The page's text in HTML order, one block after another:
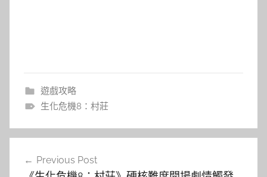
遊戲攻略
生化危機8：村莊
Previous Post